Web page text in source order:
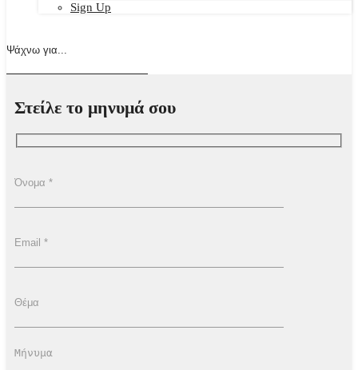
Sign Up
Στείλε το μηνυμά σου